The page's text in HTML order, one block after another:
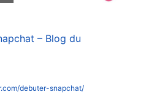
– Blog du
debuter-snapchat/